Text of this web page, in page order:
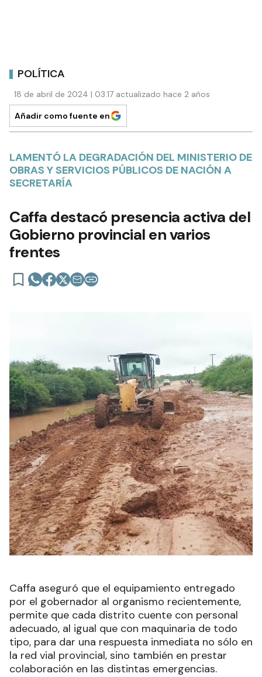
POLÍTICA
18 de abril de 2024 | 03:17 actualizado hace 2 años
Añadir como fuente en
LAMENTÓ LA DEGRADACIÓN DEL MINISTERIO DE
OBRAS Y SERVICIOS PÚBLICOS DE NACIÓN A
SECRETARÍA
Caffa destacó presencia activa del
Gobierno provincial en varios
frentes
Caffa aseguró que el equipamiento entregado
por el gobernador al organismo recientemente,
permite que cada distrito cuente con personal
adecuado, al igual que con maquinaria de todo
tipo, para dar una respuesta inmediata no sólo en
la red vial provincial, sino también en prestar
colaboración en las distintas emergencias.